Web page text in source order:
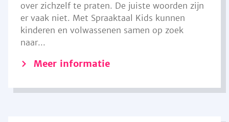
over zichzelf te praten. De juiste woorden zijn
er vaak niet. Met Spraaktaal Kids kunnen
kinderen en volwassenen samen op zoek
naar...
Meer informatie